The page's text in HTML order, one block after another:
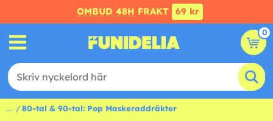
OMBUD 48H FRAKT 69 kr
0
... 80-tal & 90-tal: Pop Maskeraddräkter